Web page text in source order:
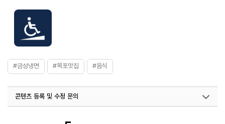
#금성냉면 #목포맛집 #음식
콘텐츠 등록 및 수정 문의